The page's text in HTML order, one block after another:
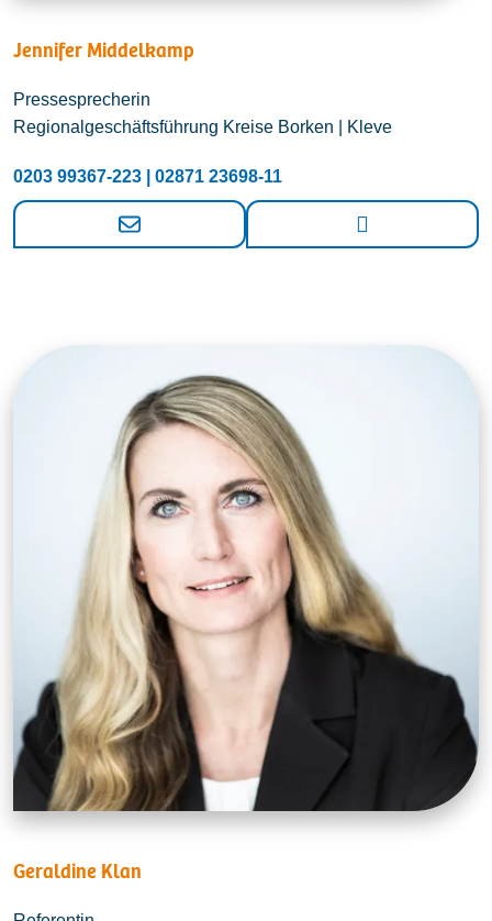
Jennifer Middelkamp
Pressesprecherin
Regionalgeschäftsführung Kreise Borken | Kleve
0203 99367-223 | 02871 23698-11
Geraldine Klan